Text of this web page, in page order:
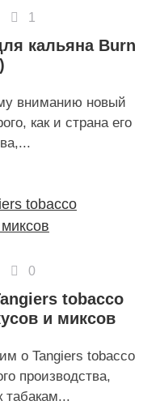
1
кальяна Burn
вниманию новый
как и страна его
0
tobacco
и миксов
о Tangiers tobacco
производства,
табакам...